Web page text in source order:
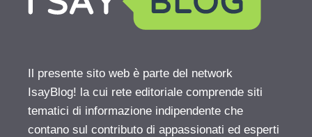
Il presente sito web è parte del network
IsayBlog! la cui rete editoriale comprende siti
tematici di informazione indipendente che
contano sul contributo di appassionati ed esperti